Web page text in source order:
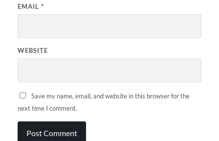
EMAIL *
WEBSITE
Save my name, email, and website in this browser for the
next time I comment.